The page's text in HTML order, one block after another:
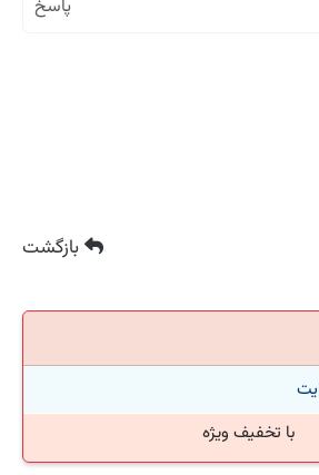
بازگشت
با تخفیف ویژه